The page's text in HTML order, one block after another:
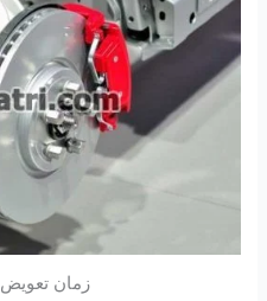
زمان تعویض